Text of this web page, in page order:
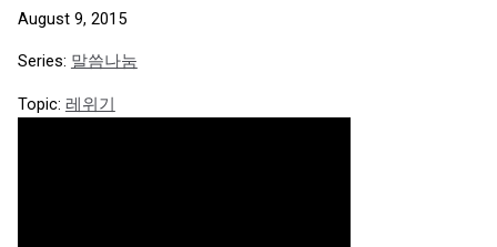
August 9, 2015
Series: 말씀나눔
Topic: 레위기